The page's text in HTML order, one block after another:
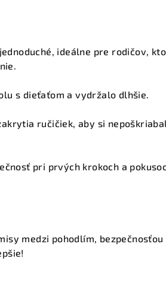
ideálne pre rodičov,
s dieťaťom a vydržalo dlhšie.
ručičiek, aby si
pri prvých krokoch a
medzi pohodlím, bezpečnosťou